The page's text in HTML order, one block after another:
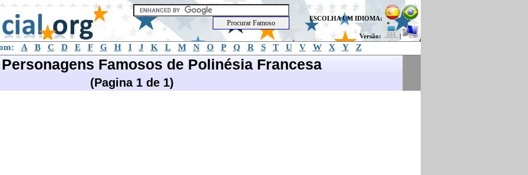
ESCOLHA UM IDIOMA:
Versão: |
A B C D E F G H I J K L M N O P Q R S T U V W X Y Z
Famosos de Polinésia Francesa
(Pagina 1 de 1)